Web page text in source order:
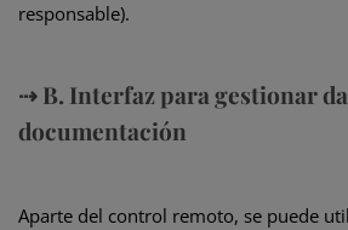
responsable).
⇢ B. Interfaz para gestionar
documentación
Aparte del control remoto, se puede